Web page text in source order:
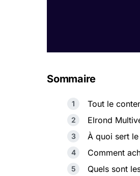
Sommaire
Tout le
Elrond
À quoi sert
Comment
Quels sont